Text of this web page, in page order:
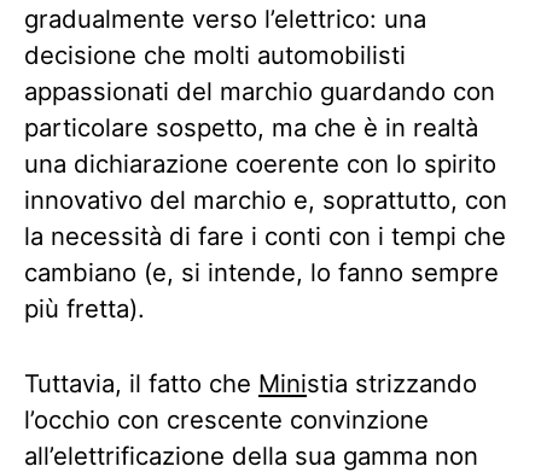
gradualmente verso l’elettrico: una
decisione che molti automobilisti
appassionati del marchio guardando con
particolare sospetto, ma che è in realtà
una dichiarazione coerente con lo spirito
innovativo del marchio e, soprattutto, con
la necessità di fare i conti con i tempi che
cambiano (e, si intende, lo fanno sempre
più fretta).
Tuttavia, il fatto che Ministia strizzando
l’occhio con crescente convinzione
all’elettrificazione della sua gamma non